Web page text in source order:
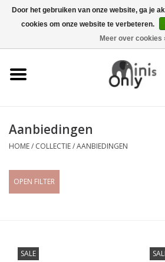
Kleding
Accessoires
KERST CADEAUTJES
ONDER 6 EURO
Aanbiedingen
HOME/ COLLECTIE/AANBIEDINGEN
OPEN FILTER
SALE
Door het gebruiken van onze website, ga je
cookies om onze website te verbeteren.
Meer over cookies